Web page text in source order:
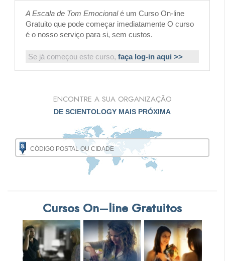
A Escala de Tom Emocionalé um Curso On-line
Gratuito que pode começar imediatamente O curso
é o nosso serviço para si, sem custos.
Se já começou este curso, faça log-in aqui >>
ENCONTRE A SUA ORGANIZAÇÃO
DE SCIENTOLOGY MAIS PRÓXIMA
Cursos On–line Gratuitos